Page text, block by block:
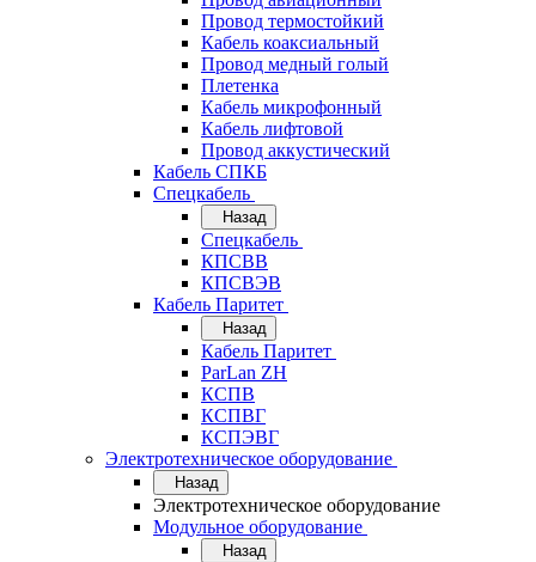
Провод термостойкий
Кабель коаксиальный
Провод медный голый
Плетенка
Кабель микрофонный
Кабель лифтовой
Провод аккустический
Кабель СПКБ
Спецкабель
Назад
Спецкабель
КПСВВ
КПСВЭВ
Кабель Паритет
Назад
Кабель Паритет
ParLan ZH
КСПВ
КСПВГ
КСПЭВГ
Электротехническое оборудование
Назад
Электротехническое оборудование
Модульное оборудование
Назад